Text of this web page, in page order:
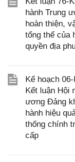
hành Trung
hoàn thiện,
tổng thể của
quyền địa
Kế hoạch
Kết luận Hội
ương Đảng
hành hiệu
thống chính
cấp